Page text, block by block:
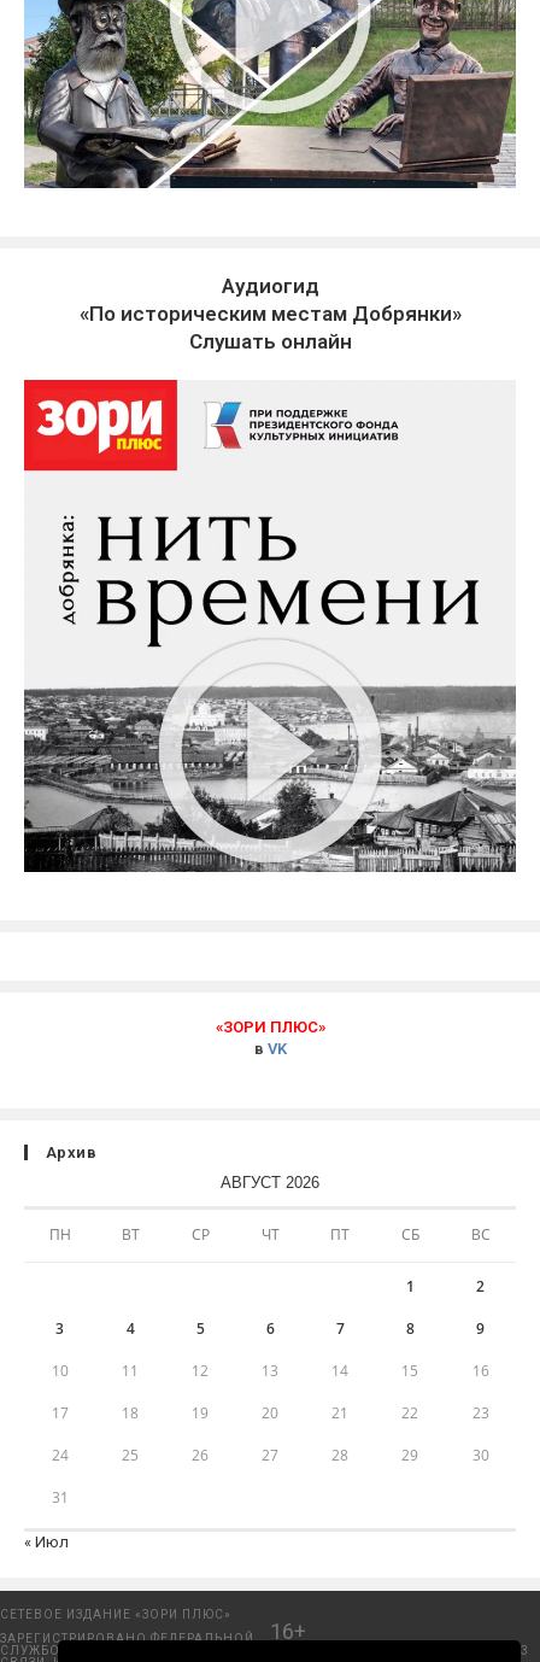
Аудиогид
«По историческим местам Добрянки»
Слушать онлайн
«ЗОРИ ПЛЮС»
в VK
Архив
АВГУСТ 2026
ПН ВТ СР ЧТ ПТ СБ ВС
1 2
3 4 5 6 7 8 9
10 11 12 13 14 15 16
17 18 19 20 21 22 23
24 25 26 27 28 29 30
31
« Июл
СЕТЕВОЕ ИЗДАНИЕ «ЗОРИ ПЛЮС»
ЗАРЕГИСТРИРОВАНО ФЕДЕРАЛЬНОЙ
СЛУЖБОЙ ПО НАДЗОРУ В СФЕРЕ
16+
Добрянский городской портал. © 2006 - 2023